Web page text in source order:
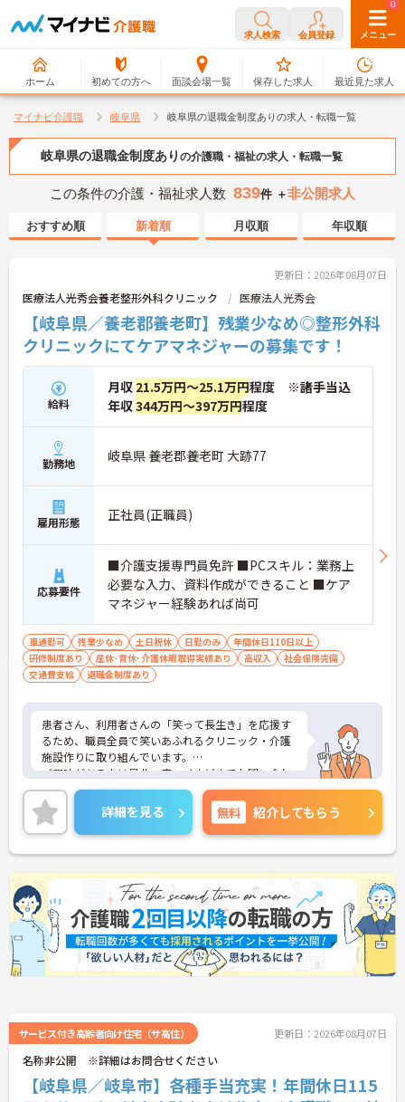
求人検索 会員登録 メニュー
ホーム 初めての方へ 面談会場一覧
0
保存した求人
0
最近見た求人
マイナビ介護職 岐阜県 岐阜県の退職金制度ありの求人・転職一覧
岐阜県の退職金制度あり の介護職・福祉の求人・転職一覧
この条件の介護・福祉求人数 839件 ＋非公開求人
おすすめ順 新着順 月収順 年収順
更新日：2026年08月07日
医療法人光秀会養老整形外科クリニック 医療法人光秀会
【岐阜県／養老郡養老町】残業少なめ◎整形外科
クリニックにてケアマネジャーの募集です！
給料
月収 21.5万円～25.1万円程度 ※諸手当込
年収344万円～397万円程度
勤務地 岐阜県 養老郡養老町 大跡77
雇用形態 正社員(正職員)
応募要件
■介護支援専門員免許 ■PCスキル：業務上
必要な入力、資料作成ができること ■ケア
マネジャー経験あれば尚可
車通勤可 残業少なめ 土日祝休 日勤のみ
年間休日110日以上
研修制度あり
産休･育休･介護休暇取得実績あり 高収入
社会保険完備
交通費支給
退職金制度あり
患者さん、利用者さんの「笑って長生き」を応援す
るため、職員全員で笑いあふれるクリニック・介護
施設作りに取り組んでいます。
ご興味がある方は是非一度マイナビまでお問い合わ
せください。さらに詳細などお伝えします！
詳細を見る 無料 紹介してもらう
サービス付き高齢者向け住宅（サ高住） 更新日：2026年08月07日
名称非公開 ※詳細はお問合せください
【岐阜県／岐阜市】各種手当充実！年間休日115